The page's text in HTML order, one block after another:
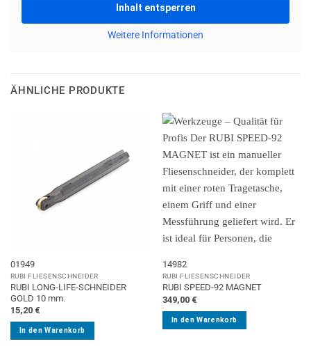
Inhalt entsperren
Weitere Informationen
ÄHNLICHE PRODUKTE
01949
RUBI FLIESENSCHNEIDER
RUBI LONG-LIFE-SCHNEIDER
GOLD 10 mm.
15,20 €
In den Warenkorb
14982
RUBI FLIESENSCHNEIDER
RUBI SPEED-92 MAGNET
349,00 €
In den Warenkorb